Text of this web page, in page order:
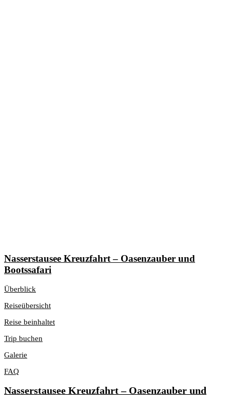
Nasserstausee Kreuzfahrt – Oasenzauber und
Bootssafari
Überblick
Reiseübersicht
Reise beinhaltet
Trip buchen
Galerie
FAQ
Nasserstausee Kreuzfahrt – Oasenzauber und